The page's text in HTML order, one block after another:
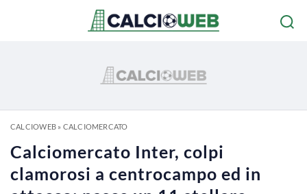
CALCIOWEB» CALCIOMERCATO
Calciomercato Inter, colpi
clamorosi a centrocampo ed in